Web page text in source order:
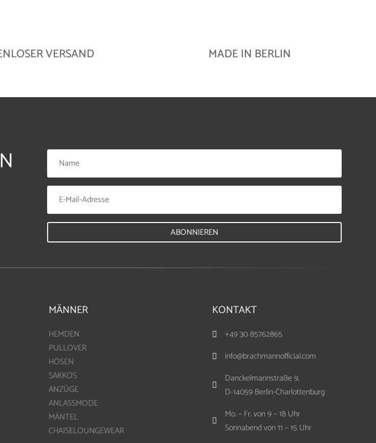
VERSAND MADE IN BERLIN
ABONNIEREN
MÄNNER
HEMDEN
PULLOVER
HOSEN
SAKKOS
ANZÜGE
ANLASSMODE
MÄNTEL
CHAISELOUNGEWEAR
KONTAKT
 +49 30 85762865
 info@brachmannofficial.com

Danckelmannstraße 9,
D-14059 Berlin-Charlottenburg

Mo. – Fr. von 9 – 18 Uhr
Sonnabend von 11 – 15 Uhr